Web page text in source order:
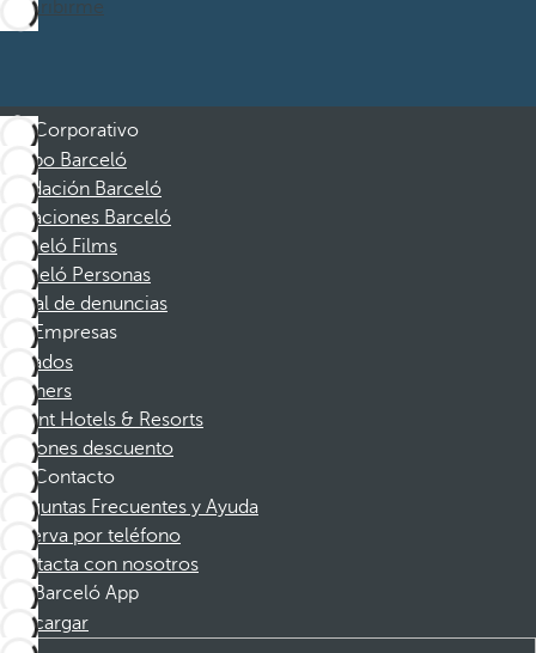
Suscribirme
Corporativo
Grupo Barceló
Fundación Barceló
Vacaciones Barceló
Barceló Films
Barceló Personas
Canal de denuncias
Empresas
Afiliados
Partners
Dorint Hotels & Resorts
Cupones descuento
Contacto
Preguntas Frecuentes y Ayuda
Reserva por teléfono
Contacta con nosotros
Barceló App
Descargar